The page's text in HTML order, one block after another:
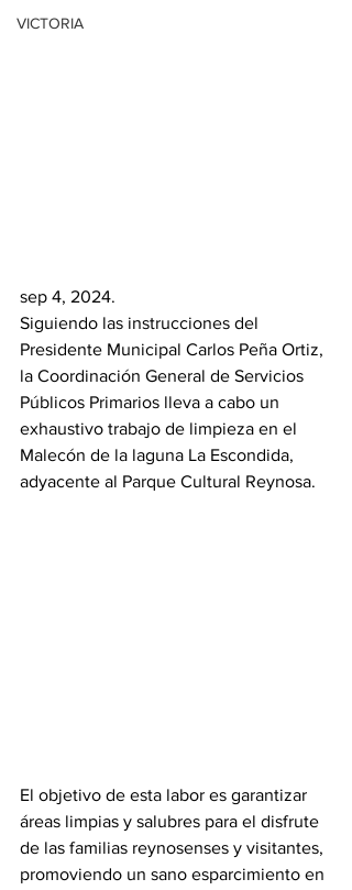
VICTORIA
sep 4, 2024.
Siguiendo las instrucciones del
Presidente Municipal Carlos Peña Ortiz,
la Coordinación General de Servicios
Públicos Primarios lleva a cabo un
exhaustivo trabajo de limpieza en el
Malecón de la laguna La Escondida,
adyacente al Parque Cultural Reynosa.
El objetivo de esta labor es garantizar
áreas limpias y salubres para el disfrute
de las familias reynosenses y visitantes,
promoviendo un sano esparcimiento en